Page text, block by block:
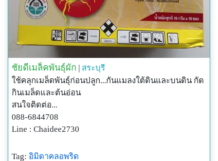
ชัยดีเมล็คพันธุ์ผัก | สระบุรี
ใช้คลุกเมล็ดพันธุ์ก่อนปลูก...กันแมลงใต้ดินและบนดิน กัด
กินเมล็ดและต้นอ่อน
สนใจติดต่อ...
088-6844708
Line : Chaidee2730
Tag: อิมิดาคลอพริด